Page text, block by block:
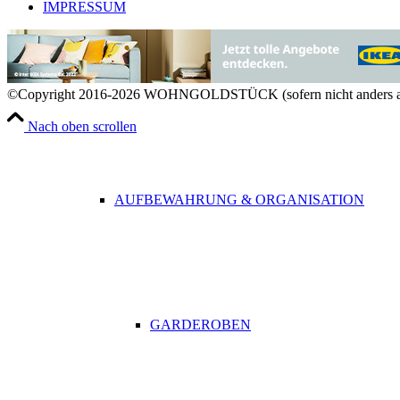
RAUMDÜFTE
AUFBEWAHRUNG & ORGANISATION
GARDEROBEN
IMPRESSUM
©Copyright 2016-2026 WOHNGOLDSTÜCK (sofern nicht anders
Nach oben scrollen